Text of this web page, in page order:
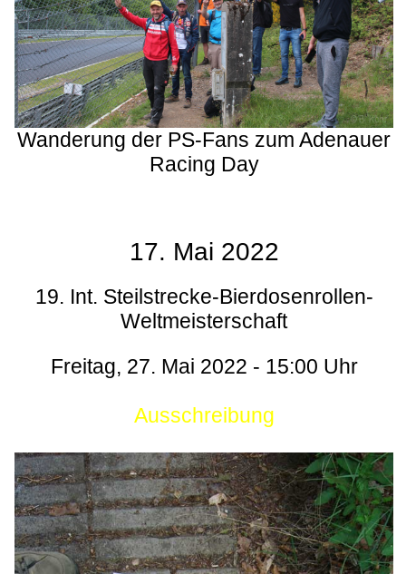
Wanderung der PS-Fans zum Adenauer
Racing Day
17. Mai 2022
19. Int. Steilstrecke-Bierdosenrollen-
Weltmeisterschaft
Freitag, 27. Mai 2022 - 15:00 Uhr
Ausschreibung